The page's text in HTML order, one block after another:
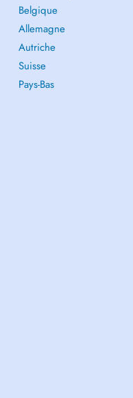
Belgique
Allemagne
Autriche
Suisse
Pays-Bas